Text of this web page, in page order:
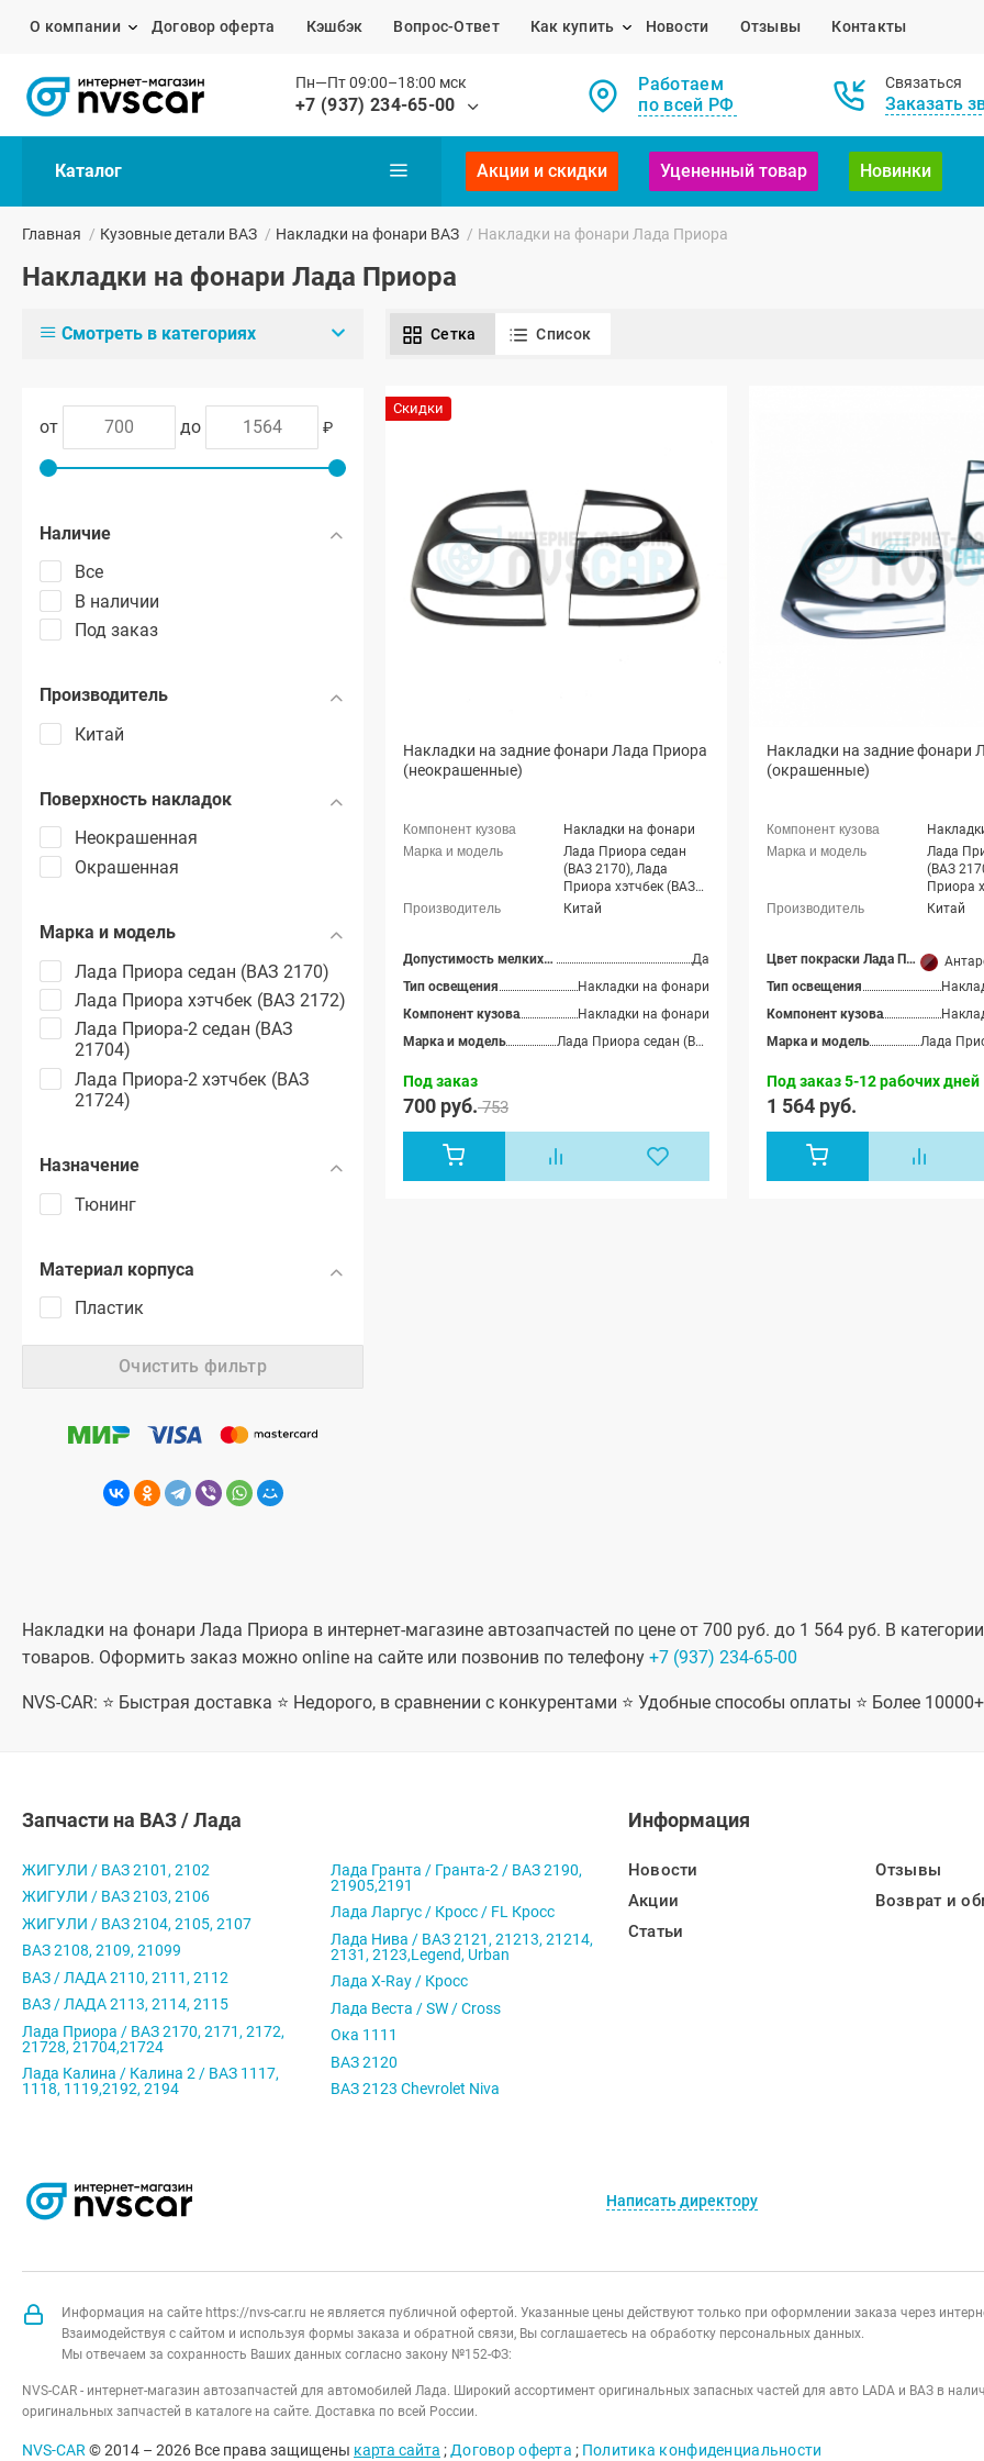
О компании Договор оферта Кэшбэк Вопрос-Ответ Как купить Новости Отзывы Контакты
Пн—Пт 09:00–18:00 мск
+7 (937) 234-65-00
Работаем
по всей РФ
Связаться
Заказать
Каталог Акции и скидки Уцененный товар Новинки
Главная / Кузовные детали ВАЗ / Накладки на фонари ВАЗ / Накладки на фонари Лада Приора
Накладки на фонари Лада Приора
Смотреть в категориях
от до ₽
Наличие
Все
В наличии
Под заказ
Производитель
Китай
Поверхность накладок
Неокрашенная
Окрашенная
Марка и модель
Лада Приора седан (ВАЗ 2170)
Лада Приора хэтчбек (ВАЗ 2172)
Лада Приора-2 седан (ВАЗ
21704)
Лада Приора-2 хэтчбек (ВАЗ
21724)
Назначение
Тюнинг
Материал корпуса
Пластик
Очистить фильтр
Сетка Список
Скидки
Накладки на задние фонари Лада Приора
(неокрашенные)
Накладки на фонари
Лада Приора седан
(ВАЗ 2170), Лада
Приора хэтчбек (ВАЗ
2172), Лада Приора-2
Китай
Допустимость мелких царапин
Да
Тип освещения
Накладки на фонари
Компонент кузова
Накладки на фонари
Марка и модель
Лада Приора седан (ВАЗ 2170), Лада Приора хэтчбек (ВАЗ 2172), Лада Приора-2 седан (ВАЗ 21704), Лада Приора-2 хэтчбек (ВАЗ 21724)
Под заказ
700 руб.753
Накладки на задние фонари
(окрашенные)
Лада
(ВАЗ
Приора
2172),
(ВАЗ
Китай
Цвет покраски Лада Приора Антарес
Тип освещения
Компонент кузова
Марка и модель
Под заказ 5-12 рабочих дней
1 564 руб.
Накладки на фонари Лада Приора в интернет-магазине автозапчастей по цене от 700 руб. до 1 564 руб. В
товаров. Оформить заказ можно online на сайте или позвонив по телефону +7 (937) 234-65-00
NVS-CAR: ⭐ Быстрая доставка ⭐ Недорого, в сравнении с конкурентами ⭐ Удобные способы оплаты ⭐ Более
Запчасти на ВАЗ / Лада
ЖИГУЛИ / ВАЗ 2101, 2102
ЖИГУЛИ / ВАЗ 2103, 2106
ЖИГУЛИ / ВАЗ 2104, 2105, 2107
ВАЗ 2108, 2109, 21099
ВАЗ / ЛАДА 2110, 2111, 2112
ВАЗ / ЛАДА 2113, 2114, 2115
Лада Приора / ВАЗ 2170, 2171, 2172,
21728, 21704,21724
Лада Калина / Калина 2 / ВАЗ 1117,
1118, 1119,2192, 2194
Лада Гранта / Гранта-2 / ВАЗ 2190,
21905,2191
Лада Ларгус / Кросс / FL Кросс
Лада Нива / ВАЗ 2121, 21213, 21214,
2131, 2123,Legend, Urban
Лада X-Ray / Кросс
Лада Веста / SW / Cross
Ока 1111
ВАЗ 2120
ВАЗ 2123 Chevrolet Niva
Информация
Новости
Акции
Статьи
Отзывы
Возврат и
Написать директору
Информация на сайте https://nvs-car.ru не является публичной офертой. Указанные цены действуют только при оформлении заказа через
Взаимодействуя с сайтом и используя формы заказа и обратной связи, Вы соглашаетесь на обработку персональных данных.
Мы отвечаем за сохранность Ваших данных согласно закону №152-ФЗ:
NVS-CAR - интернет-магазин автозапчастей для автомобилей Лада. Широкий ассортимент оригинальных запасных частей для авто LADA и ВАЗ в
оригинальных запчастей в каталоге на сайте. Доставка по всей России.
NVS-CAR© 2014 – 2026 Все права защищены карта сайта ;Договор оферта ; Политика конфиденциальности